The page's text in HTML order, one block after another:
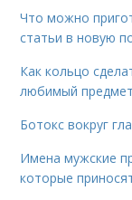
Что можно
статьи в новую
Как кольцо
любимый
Ботокс вокруг
Имена мужские
которые